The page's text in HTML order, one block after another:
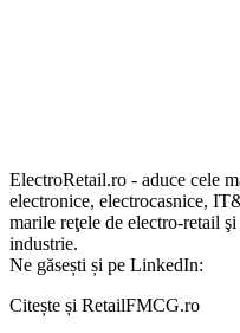
ElectroRetail.ro - aduce cele
electronice, electrocasnice,
marile reţele de electro-retail
industrie.
Ne găsești și pe LinkedIn:
Citește și RetailFMCG.ro